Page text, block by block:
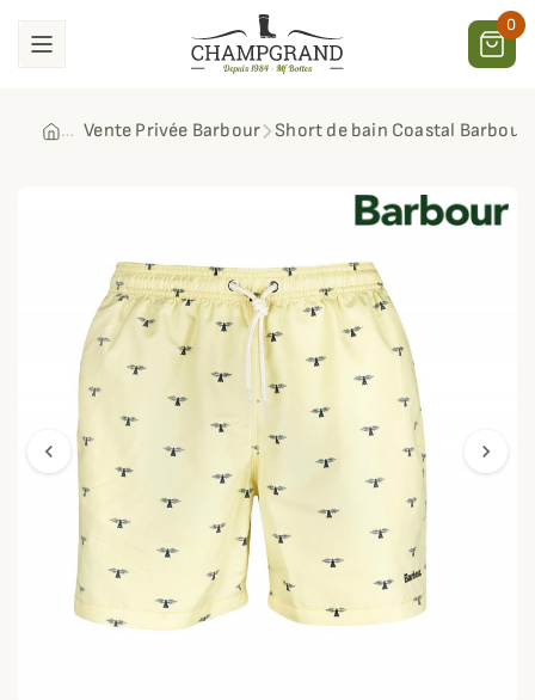
0
Vente Privée Barbour Short de bain Coastal Barbour
chevron_left chevron_right